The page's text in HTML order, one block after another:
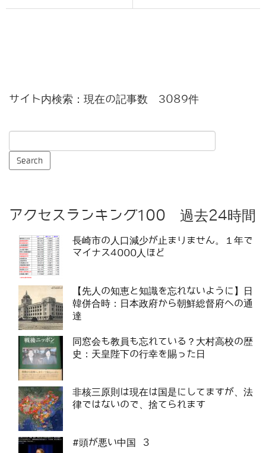
サイト内検索：現在の記事数 3089件
アクセスランキング100 過去24時間
長崎市の人口減少が止まりません。１年で
マイナス4000人ほど
【先人の知恵と知識を忘れないように】日
韓併合時：日本政府から朝鮮総督府への通
達
同窓会も教員も忘れている？大村高校の歴
史：天皇陛下の行幸を賜った日
非核三原則は現在は国是にしてますが、法
律ではないので、捨てられます
#頭が悪い中国 3